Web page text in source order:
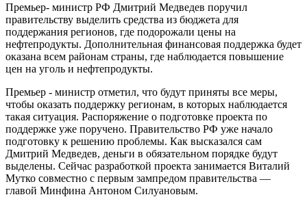
Премьер- министр РФ Дмитрий Медведев поручил
правительству выделить средства из бюджета для
поддержания регионов, где подорожали цены на
нефтепродукты. Дополнительная финансовая поддержка будет
оказана всем районам страны, где наблюдается повышение
цен на уголь и нефтепродукты.
Премьер - министр отметил, что будут приняты все меры,
чтобы оказать поддержку регионам, в которых наблюдается
такая ситуация. Распоряжение о подготовке проекта по
поддержке уже поручено. Правительство РФ уже начало
подготовку к решению проблемы. Как высказался сам
Дмитрий Медведев, деньги в обязательном порядке будут
выделены. Сейчас разработкой проекта занимается Виталий
Мутко совместно с первым зампредом правительства —
главой Минфина Антоном Силуановым.